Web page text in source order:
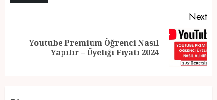
Next
NextYoutube Premium Öğrenci Nasıl
Yapılır – Üyeliği Fiyatı 2024